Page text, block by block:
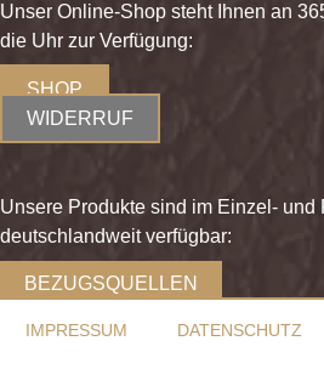
Unser Online-Shop steht Ihnen an
die Uhr zur Verfügung:
SHOP
WIDERRUF
Unsere Produkte sind im Einzel- und
deutschlandweit verfügbar:
BEZUGSQUELLEN
IMPRESSUM DATENSCHUTZ